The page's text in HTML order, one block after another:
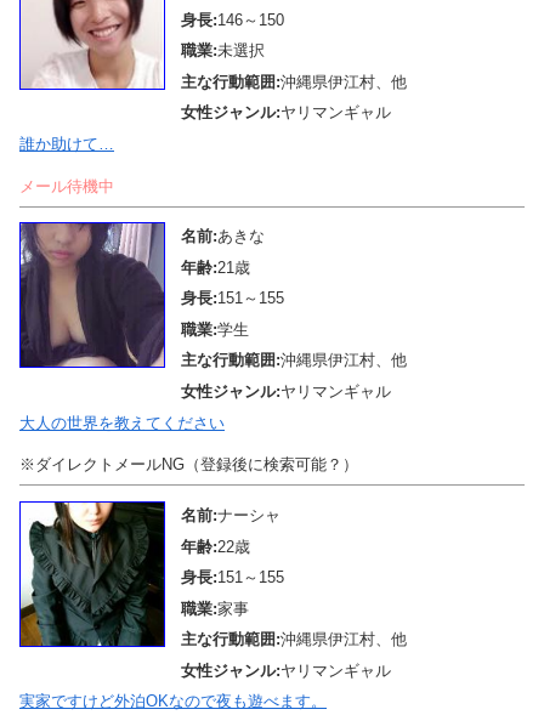
身長:146～150
職業:未選択
主な行動範囲:沖縄県伊江村、他
女性ジャンル:ヤリマンギャル
誰か助けて…
メール待機中
名前:あきな
年齢:21歳
身長:151～155
職業:学生
主な行動範囲:沖縄県伊江村、他
女性ジャンル:ヤリマンギャル
大人の世界を教えてください
※ダイレクトメールNG（登録後に検索可能？）
名前:ナーシャ
年齢:22歳
身長:151～155
職業:家事
主な行動範囲:沖縄県伊江村、他
女性ジャンル:ヤリマンギャル
実家ですけど外泊OKなので夜も遊べます。